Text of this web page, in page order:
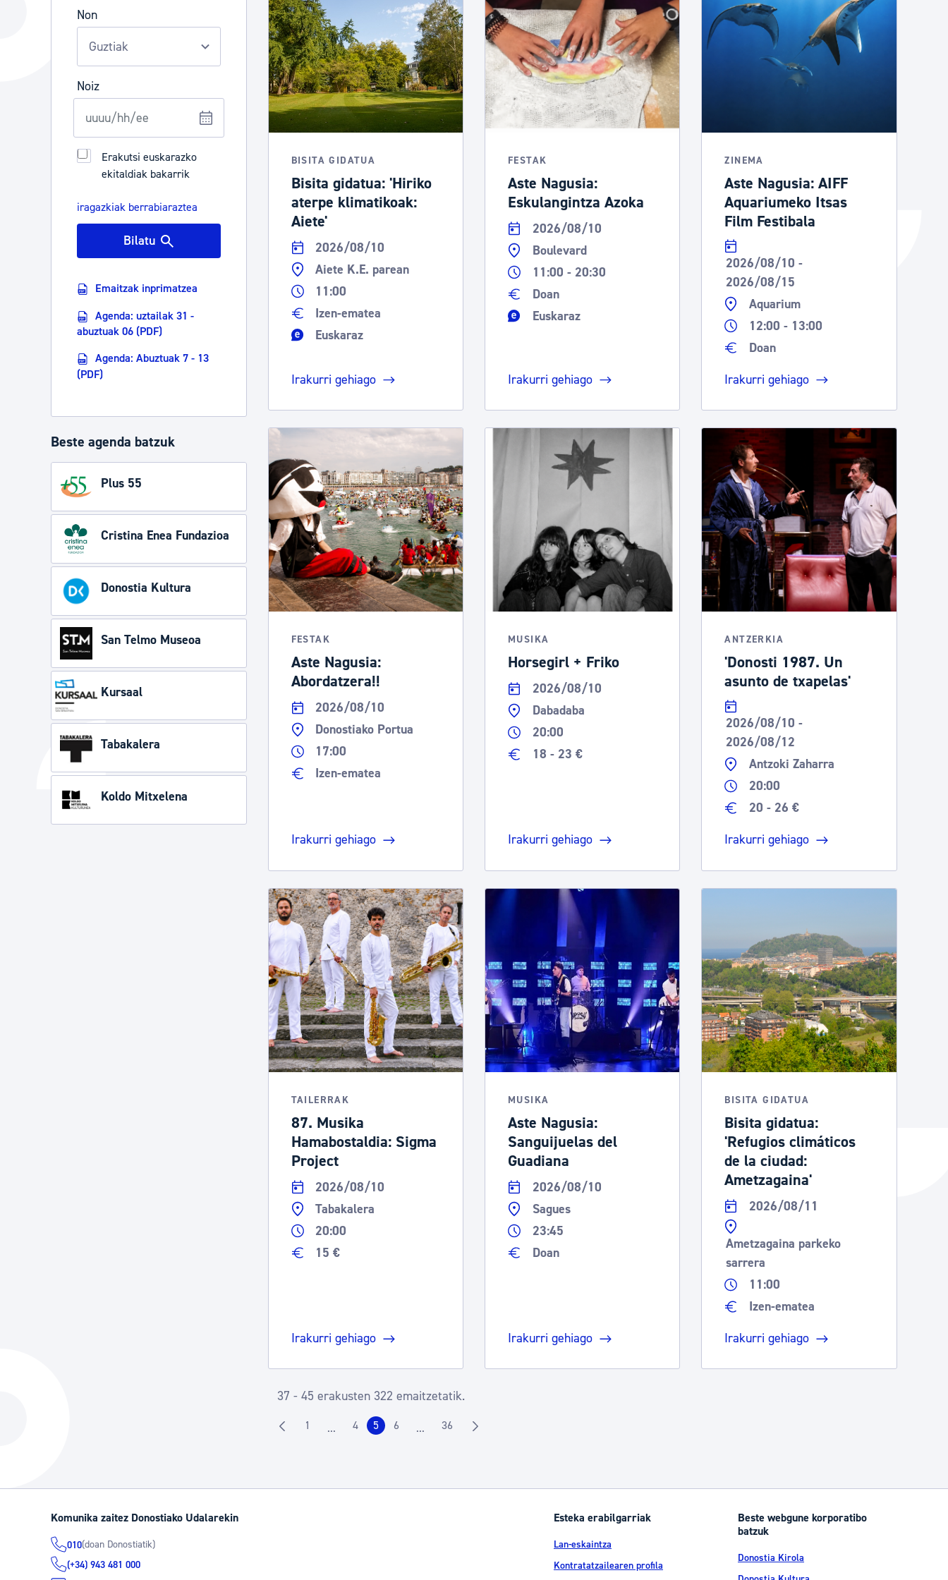
Hiria orain
Hiria ezagutu
Etorkizuneko hiria
Aktualitatea
Albisteak
Abisuak
Kultur agenda
Udal administrazioa
Iragarki ofizialen taula
Egutegi fiskala
Gardentasun ataria
Izapideen katalogoa
Tramitaziorako laguntza
Non
Noiz
Erakutsi euskarazko
ekitaldiak bakarrik
iragazkiak berrabiaraztea
Bilatu
Emaitzak inprimatzea
Agenda: uztailak 31 -
abuztuak 06 (PDF)
Agenda: Abuztuak 7 - 13
(PDF)
Beste agenda batzuk
Plus 55
Cristina Enea Fundazioa
Donostia Kultura
San Telmo Museoa
Kursaal
Tabakalera
Koldo Mitxelena
BISITA GIDATUA
Bisita gidatua: 'Hiriko
aterpe klimatikoak:
Aiete'
2026/08/10
Aiete K.E. parean
11:00
Izen-ematea
Euskaraz
Irakurri gehiago
FESTAK
Aste Nagusia:
Eskulangintza Azoka
2026/08/10
Boulevard
11:00 - 20:30
Doan
Euskaraz
Irakurri gehiago
ZINEMA
Aste Nagusia: AIFF
Aquariumeko Itsas
Film Festibala
2026/08/10 -
2026/08/15
Aquarium
12:00 - 13:00
Doan
Irakurri gehiago
FESTAK
Aste Nagusia:
Abordatzera!!
2026/08/10
Donostiako Portua
17:00
Izen-ematea
Irakurri gehiago
MUSIKA
Horsegirl + Friko
2026/08/10
Dabadaba
20:00
18 - 23 €
Irakurri gehiago
ANTZERKIA
'Donosti 1987. Un
asunto de txapelas'
2026/08/10 -
2026/08/12
Antzoki Zaharra
20:00
20 - 26 €
Irakurri gehiago
TAILERRAK
87. Musika
Hamabostaldia: Sigma
Project
2026/08/10
Tabakalera
20:00
15 €
Irakurri gehiago
MUSIKA
Aste Nagusia:
Sanguijuelas del
Guadiana
2026/08/10
Sagues
23:45
Doan
Irakurri gehiago
BISITA GIDATUA
Bisita gidatua:
'Refugios climáticos
de la ciudad:
Ametzagaina'
2026/08/11
Ametzagaina parkeko
sarrera
11:00
Izen-ematea
Irakurri gehiago
37 - 45 erakusten 322 emaitzetatik.
Orrialdea
1 ...Intermediate Pages Use TAB to navigate.
Orrialdea
4 Orrialdea
5 Orrialdea
6 ...Intermediate Pages Use TAB to navigate.
Orrialdea
36
Komunika zaitez Donostiako Udalarekin
010(doan Donostiatik)
(+34) 943 481 000
Esteka erabilgarriak
Lan-eskaintza
Kontratatzailearen profila
Beste webgune korporatibo
batzuk
Donostia Kirola